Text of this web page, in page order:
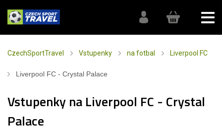
CzechSportTravel Vstupenky na fotbal Liverpool FC
Liverpool FC - Crystal Palace
Vstupenky na Liverpool FC - Crystal
Palace